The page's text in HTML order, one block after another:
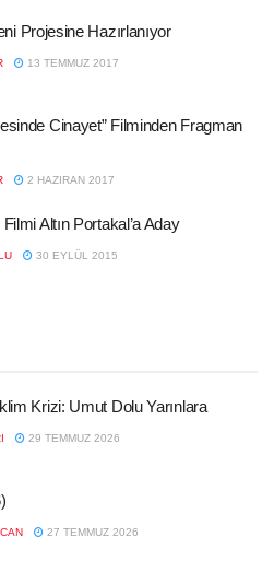
Projesine Hazırlanıyor
13 TEMMUZ 2017
Cinayet” Filminden Fragman
2 HAZIRAN 2017
Filmi Altın Portakal’a Aday
30 EYLÜL 2015
Krizi: Umut Dolu Yarınlara
29 TEMMUZ 2026
27 TEMMUZ 2026